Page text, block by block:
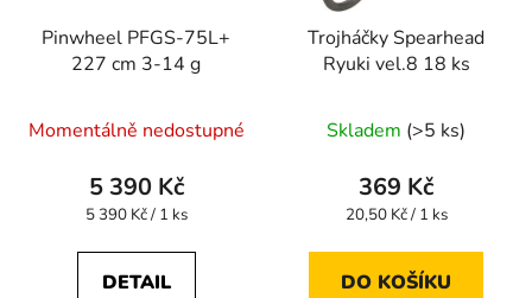
Pinwheel PFGS-75L+
227 cm 3-14 g
hodnocení
produktu
je
z
Momentálně nedostupné
5 390 Kč
Měrná
5 390 Kč / 1 ks
DETAIL
Trojháčky Spearhead
Ryuki vel.8 18 ks
Skladem (>5 ks)
369 Kč
Měrná
20,50 Kč / 1 ks
DO KOŠÍKU